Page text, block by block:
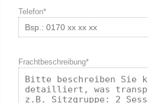
Telefon*
Frachtbeschreibung*